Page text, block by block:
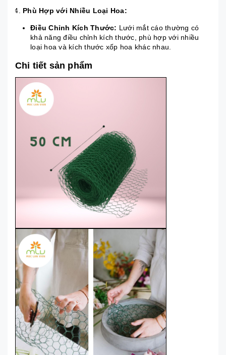
Phù Hợp với Nhiều Loại Hoa:
Điều Chỉnh Kích Thước: Lưới mắt cáo thường có
khả năng điều chỉnh kích thước, phù hợp với nhiều
loại hoa và kích thước xốp hoa khác nhau.
Chi tiết sản phẩm